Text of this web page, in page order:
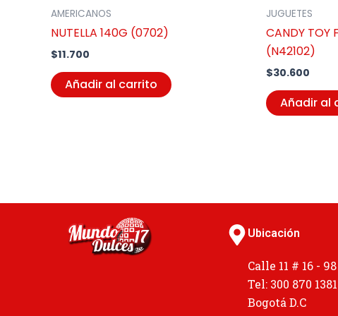
AMERICANOS
NUTELLA 140G (0702)
$11.700
Añadir al carrito
JUGUETES
CANDY TOY
(N42102)
$30.600
Añadir al
Ubicación
Calle 11 # 16 - 98
Tel: 300 870 1381
Bogotá D.C